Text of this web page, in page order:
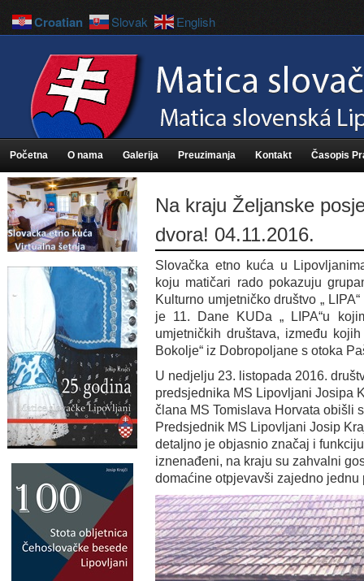
Početna O nama Galerija Preuzimanja Kontakt Časopis
Na kraju Željanske
dvora! 04.11.2016.
Slovačka etno kuća u
koju matičari rado pokazuju
Kulturno umjetničko društvo „
je 11. Dane KUDa „ LIPA“u
umjetničkih društava, između
Bokolje“ iz Dobropoljane s otoka
U nedjelju 23. listopada 2016.
predsjednika MS Lipovljani Josipa
člana MS Tomislava Horvata obišli
Predsjednik MS Lipovljani Josip
detaljno je objasnio značaj i
iznenađeni, na kraju su zahvalni
domaćine otpjevavši zajedno
Croatian Slovak English